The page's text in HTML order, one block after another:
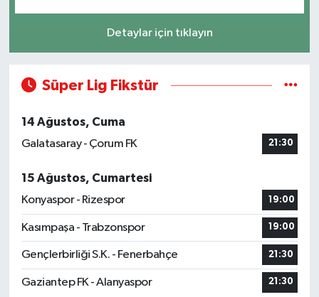
Detaylar için tıklayın
Süper Lig Fikstür
14 Ağustos, Cuma
Galatasaray - Çorum FK
21:30
15 Ağustos, Cumartesi
Konyaspor - Rizespor
19:00
Kasımpaşa - Trabzonspor 19:00
Gençlerbirliği S.K. - Fenerbahçe 21:30
Gaziantep FK - Alanyaspor 21:30